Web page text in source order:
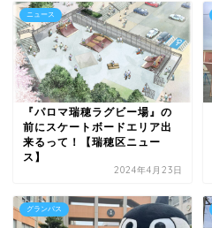
ニュース
『パロマ瑞穂ラグビー場』の
前にスケートボードエリア出
来るって！【瑞穂区ニュー
ス】
2024年4月23日
グランパス